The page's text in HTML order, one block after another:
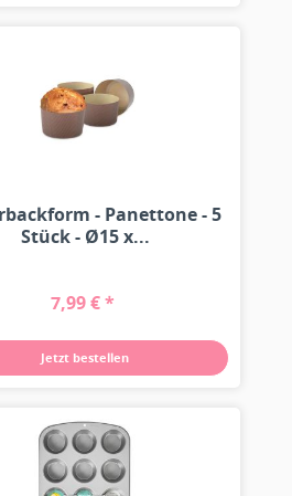
- Panettone - 5
Stück - Ø15 x...
7,99 € *
Jetzt bestellen